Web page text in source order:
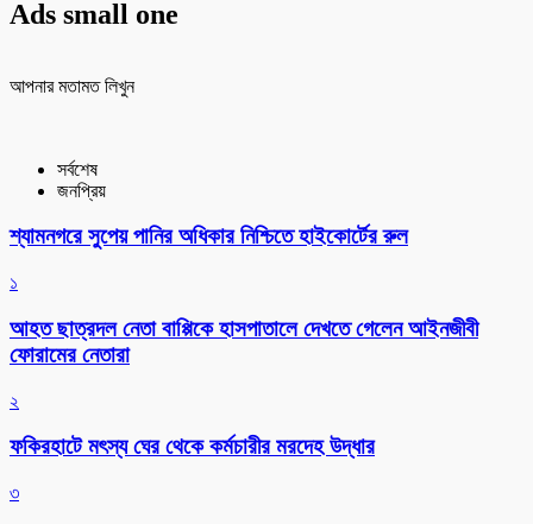
Ads small one
আপনার মতামত লিখুন
সর্বশেষ
জনপ্রিয়
শ্যামনগরে সুপেয় পানির অধিকার নিশ্চিতে হাইকোর্টের রুল
১
আহত ছাত্রদল নেতা বাপ্পিকে হাসপাতালে দেখতে গেলেন আইনজীবী
ফোরামের নেতারা
২
ফকিরহাটে মৎস্য ঘের থেকে কর্মচারীর মরদেহ উদ্ধার
৩